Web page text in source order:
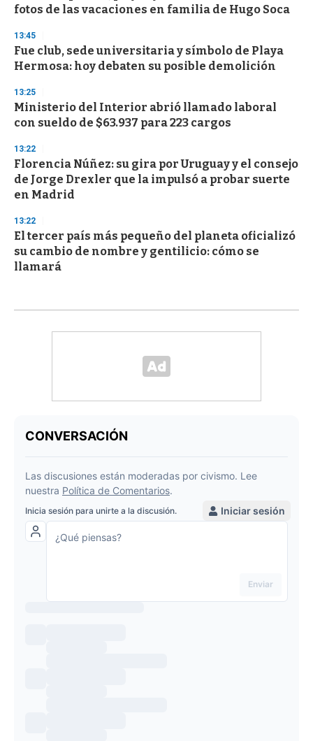
fotos de las vacaciones en familia de Hugo Soca
13:45
Fue club, sede universitaria y símbolo de Playa
Hermosa: hoy debaten su posible demolición
13:25
Ministerio del Interior abrió llamado laboral
con sueldo de $63.937 para 223 cargos
13:22
Florencia Núñez: su gira por Uruguay y el consejo
de Jorge Drexler que la impulsó a probar suerte
en Madrid
13:22
El tercer país más pequeño del planeta oficializó
su cambio de nombre y gentilicio: cómo se
llamará